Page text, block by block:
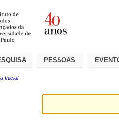
PESSOAS
Inicial